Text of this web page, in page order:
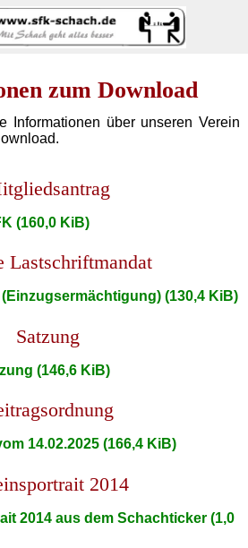
zum Download
Informationen über unseren Verein
(160,0 KiB)
Lastschriftmandat
(130,4 KiB)
Satzung
(146,6 KiB)
14.02.2025 (166,4 KiB)
2014
2014 aus dem Schachticker (1,0